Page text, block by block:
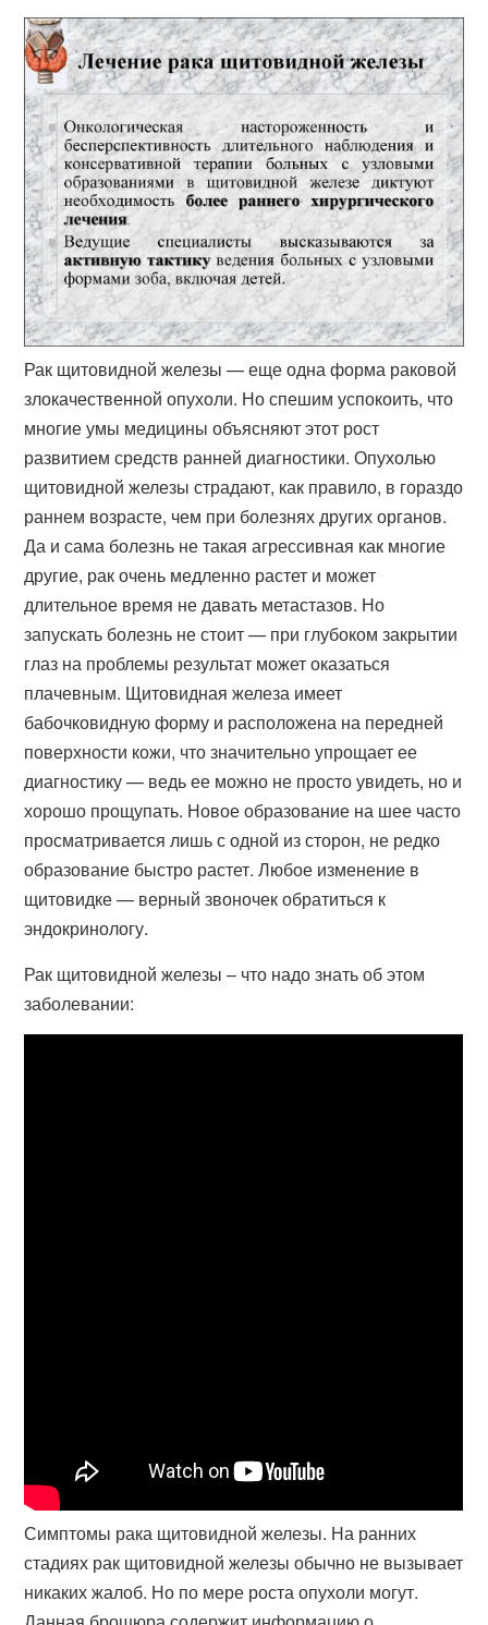
Рак щитовидной железы — еще одна форма раковой
злокачественной опухоли. Но спешим успокоить, что
многие умы медицины объясняют этот рост
развитием средств ранней диагностики. Опухолью
щитовидной железы страдают, как правило, в гораздо
раннем возрасте, чем при болезнях других органов.
Да и сама болезнь не такая агрессивная как многие
другие, рак очень медленно растет и может
длительное время не давать метастазов. Но
запускать болезнь не стоит — при глубоком закрытии
глаз на проблемы результат может оказаться
плачевным. Щитовидная железа имеет
бабочковидную форму и расположена на передней
поверхности кожи, что значительно упрощает ее
диагностику — ведь ее можно не просто увидеть, но и
хорошо прощупать. Новое образование на шее часто
просматривается лишь с одной из сторон, не редко
образование быстро растет. Любое изменение в
щитовидке — верный звоночек обратиться к
эндокринологу.
Рак щитовидной железы – что надо знать об этом
заболевании:
Симптомы рака щитовидной железы. На ранних
стадиях рак щитовидной железы обычно не вызывает
никаких жалоб. Но по мере роста опухоли могут.